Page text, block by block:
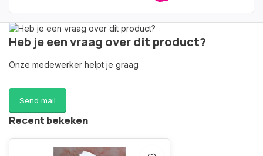
Heb je een vraag over dit product?
Onze medewerker helpt je graag
Send mail
Recent bekeken